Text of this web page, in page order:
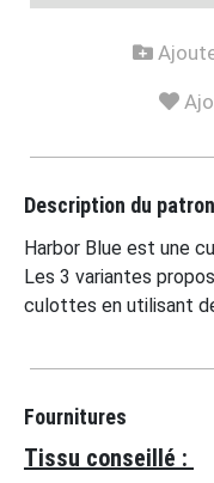
Description du
Harbor Blue est une
Les 3 variantes
culottes en utilisant
Fournitures
Tissu conseillé :